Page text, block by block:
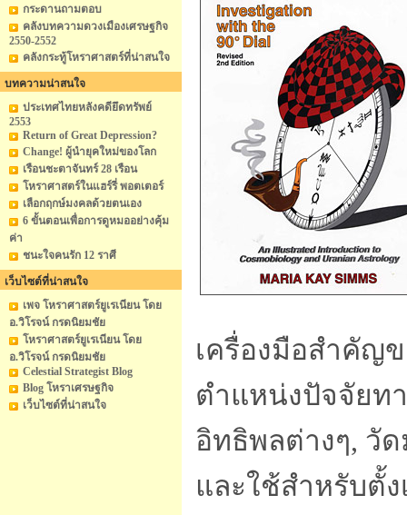
กระดานถามตอบ
คลังบทความดวงเมืองเศรษฐกิจ
2550-2552
คลังกระทู้โหราศาสตร์ที่น่าสนใจ
บทความน่าสนใจ
ประเทศไทยหลังคดียึดทรัพย์
2553
Return of Great Depression?
Change! ผู้นำยุคใหม่ของโลก
เรือนชะตาจันทร์ 28 เรือน
โหราศาสตร์ในแฮร์รี่ พอตเตอร์
เลือกฤกษ์มงคลด้วยตนเอง
6 ขั้นตอนเพื่อการดูหมออย่างคุ้ม
ค่า
ชนะใจคนรัก 12 ราศี
เว็บไซต์ที่น่าสนใจ
เพจ โหราศาสตร์ยูเรเนียน โดย
อ.วิโรจน์ กรดนิยมชัย
โหราศาสตร์ยูเรเนียน โดย
อ.วิโรจน์ กรดนิยมชัย
Celestial Strategist Blog
Blog โหราเศรษฐกิจ
เว็บไซต์ที่น่าสนใจ
เครื่องมือสำคัญ
ตำแหน่งปัจจัยท
อิทธิพลต่างๆ, วั
และใช้สำหรับตั้